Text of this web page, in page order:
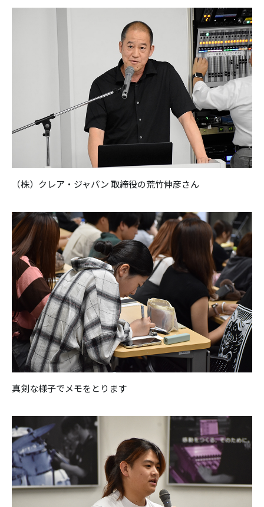
（株）クレア・ジャパン 取締役の荒竹伸彦さん
真剣な様子でメモをとります